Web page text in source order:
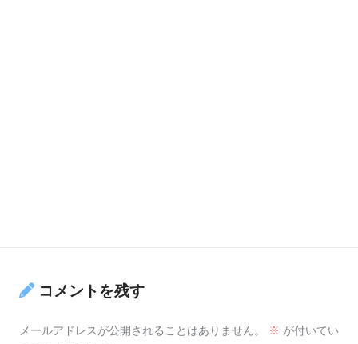
コメントを残す
メールアドレスが公開されることはありません。 ※ が付いてい